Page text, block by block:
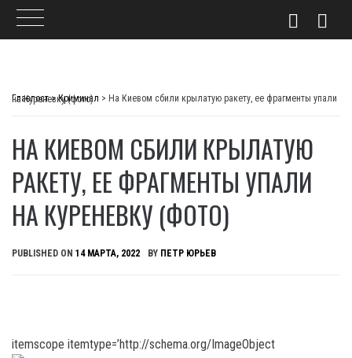
Главпост>Криминал >
На Киевом сбили крылатую ракету, ее фрагменты упали на Куреневку (фото)
НА КИЕВОМ СБИЛИ КРЫЛАТУЮ
РАКЕТУ, ЕЕ ФРАГМЕНТЫ УПАЛИ
НА КУРЕНЕВКУ (ФОТО)
PUBLISHED ON 14 МАРТА, 2022 BY ПЕТР ЮРЬЕВ
itemscope itemtype=’http://schema.org/ImageObject